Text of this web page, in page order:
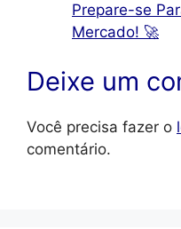
Prepare-se
Mercado! 🚀
Deixe um
Você precisa fazer o
comentário.